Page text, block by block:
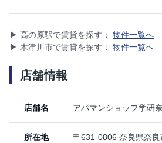
▶ 高の原駅で賃貸を探す： 物件一覧へ
▶ 木津川市で賃貸を探す： 物件一覧へ
店舗情報
店舗名 アパマンショップ学研
所在地 〒631-0806 奈良県奈